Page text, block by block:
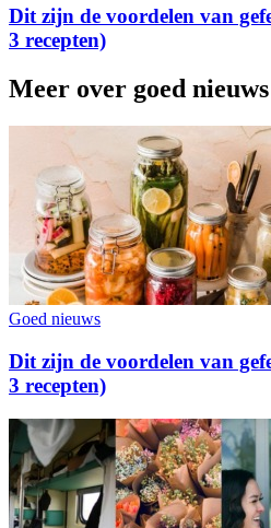
Dit zijn de voordelen van
3 recepten)
Meer over goed nieuws
Goed nieuws
Dit zijn de voordelen van
3 recepten)